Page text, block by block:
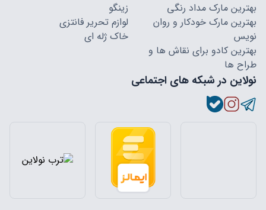
بهترین مارک مداد رنگی
بهترین مارک خودکار و روان
نویس
بهترین کادو برای نقاش ها و
طراح ها
زینگو
لوازم تحریر فانتزی
خاک ژله ای
نولاین در شبکه های اجتماعی